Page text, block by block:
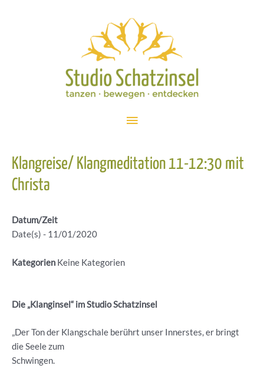
Hauptmenü
Klangreise/ Klangmeditation 11-12:30 mit
Christa
Datum/Zeit
Date(s) - 11/01/2020
Kategorien Keine Kategorien
Die „Klanginsel“ im Studio Schatzinsel
„Der Ton der Klangschale berührt unser Innerstes, er bringt
die Seele zum
Schwingen.